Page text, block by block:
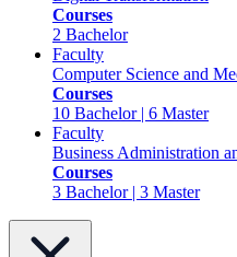
Courses
2 Bachelor
Faculty
Computer Science and
Courses
10 Bachelor | 6 Master
Faculty
Business Administration
Courses
3 Bachelor | 3 Master